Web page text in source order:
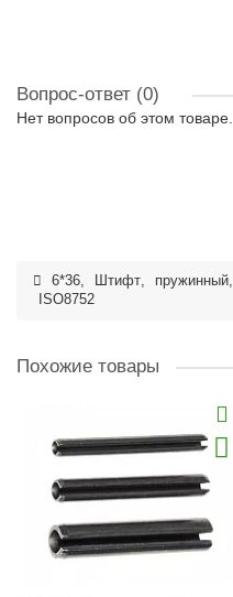
Вопрос-ответ (0)
Нет вопросов об этом товаре.
6*36, Штифт, пружинный,
ISO8752
Похожие товары